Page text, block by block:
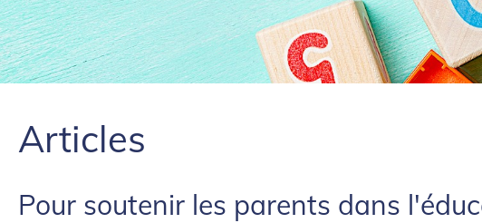
Articles
Pour soutenir les parents dans